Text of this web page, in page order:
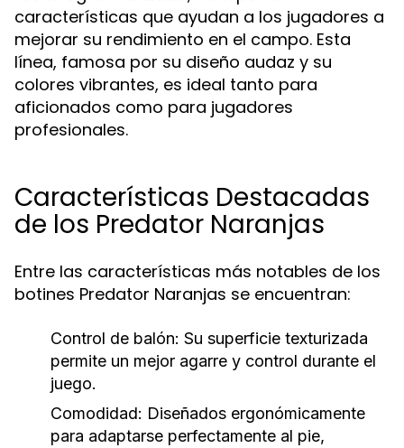
características que ayudan a los jugadores a
mejorar su rendimiento en el campo. Esta
línea, famosa por su diseño audaz y su
colores vibrantes, es ideal tanto para
aficionados como para jugadores
profesionales.
Características Destacadas
de los Predator Naranjas
Entre las características más notables de los
botines Predator Naranjas se encuentran:
Control de balón: Su superficie texturizada
permite un mejor agarre y control durante el
juego.
Comodidad: Diseñados ergonómicamente
para adaptarse perfectamente al pie,